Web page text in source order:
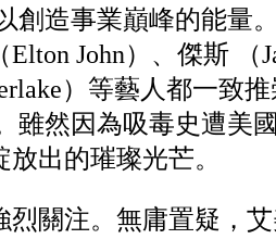
創造事業巔峰的能量
John）、傑斯 （
）等藝人都一致
雖然因為吸毒史遭美
出的璀璨光芒。
關注。無庸置疑，